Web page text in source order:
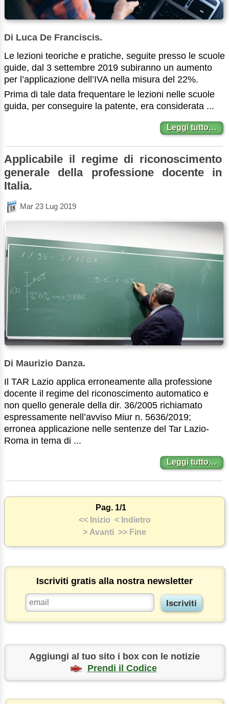
Di Luca De Franciscis.
Le lezioni teoriche e pratiche, seguite presso le scuole
guide, dal 3 settembre 2019 subiranno un aumento
per l’applicazione dell’IVA nella misura del 22%.
Prima di tale data frequentare le lezioni nelle scuole
guida, per conseguire la patente, era considerata ...
Leggi tutto…
Applicabile il regime di riconoscimento
generale della professione docente in
Italia.
Mar 23 Lug 2019
Di Maurizio Danza.
Il TAR Lazio applica erroneamente alla professione
docente il regime del riconoscimento automatico e
non quello generale della dir. 36/2005 richiamato
espressamente nell’avviso Miur n. 5636/2019;
erronea applicazione nelle sentenze del Tar Lazio-
Roma in tema di ...
Leggi tutto…
Pag. 1/1
<< Inizio < Indietro
> Avanti >> Fine
Iscriviti gratis alla nostra newsletter
Aggiungi al tuo sito i box con le notizie
Prendi il Codice